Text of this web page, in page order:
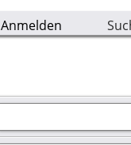
Anmelden